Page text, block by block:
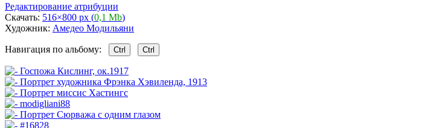
Редактирование атрибуции
Скачать: 516×800 px (0,1 Mb)
Художник: Амедео Модильяни
Навигация по альбому: Ctrl Ctrl